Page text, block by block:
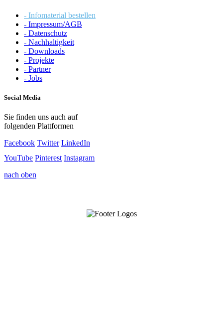
- Infomaterial bestellen
- Impressum/AGB
- Datenschutz
- Nachhaltigkeit
- Downloads
- Projekte
- Partner
- Jobs
Social Media
Sie finden uns auch auf
folgenden Plattformen
Facebook Twitter LinkedIn
YouTube Pinterest Instagram
nach oben